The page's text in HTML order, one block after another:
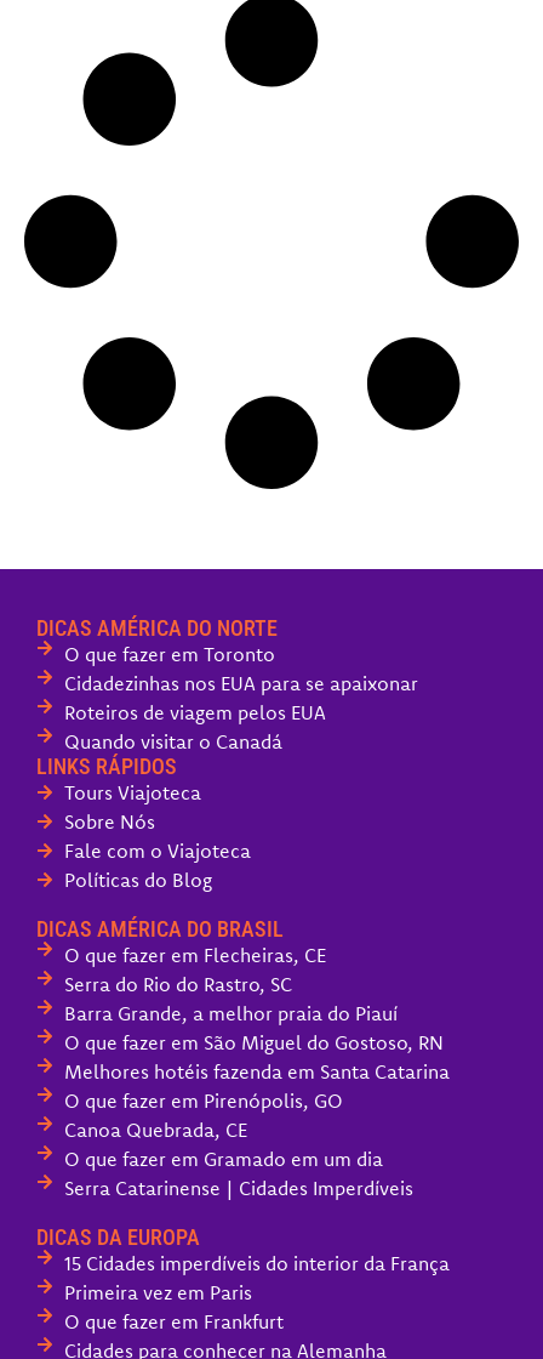
DICAS AMÉRICA DO NORTE
O que fazer em Toronto
Cidadezinhas nos EUA para se apaixonar
Roteiros de viagem pelos EUA
Quando visitar o Canadá
LINKS RÁPIDOS
Tours Viajoteca
Sobre Nós
Fale com o Viajoteca
Políticas do Blog
DICAS AMÉRICA DO BRASIL
O que fazer em Flecheiras, CE
Serra do Rio do Rastro, SC
Barra Grande, a melhor praia do Piauí
O que fazer em São Miguel do Gostoso, RN
Melhores hotéis fazenda em Santa Catarina
O que fazer em Pirenópolis, GO
Canoa Quebrada, CE
O que fazer em Gramado em um dia
Serra Catarinense | Cidades Imperdíveis
DICAS DA EUROPA
15 Cidades imperdíveis do interior da França
Primeira vez em Paris
O que fazer em Frankfurt
Cidades para conhecer na Alemanha